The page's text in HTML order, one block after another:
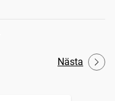
Nästa